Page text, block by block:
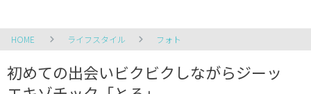
HOME ライフスタイル フォト
初めての出会いビクビクしながらジーッ